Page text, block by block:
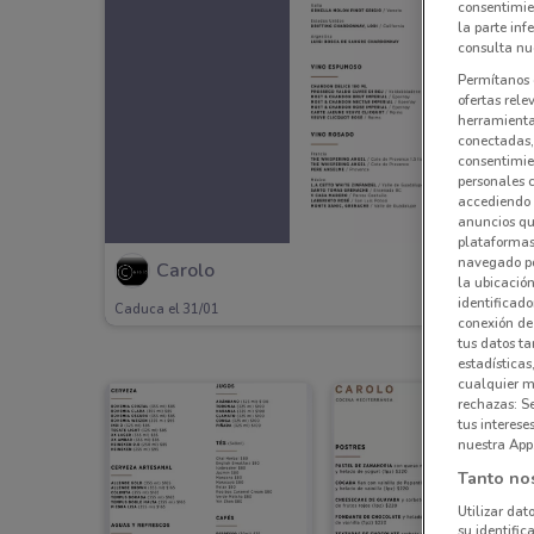
Carolo
Caduca el 31/01
la parte
consulta
Permítanos
ofertas
personales
anuncios
navegado
la
conexión
tus datos
cualquier
rechazas:
tus
nuestra
Tanto
Utilizar
su